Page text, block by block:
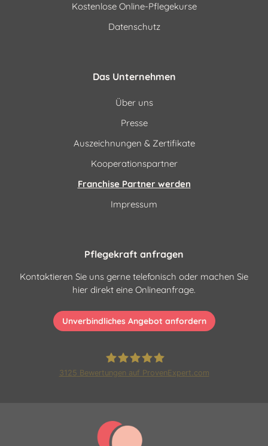
Kostenlose Online-Pflegekurse
Datenschutz
Das Unternehmen
Über uns
Presse
Auszeichnungen & Zertifikate
Kooperationspartner
Franchise Partner werden
Impressum
Pflegekraft anfragen
Kontaktieren Sie uns gerne telefonisch oder machen Sie
hier direkt eine Onlineanfrage.
Unverbindliches Angebot anfordern
|24 Stunden Pflege und
3125 Bewertungen auf ProvenExpert.com